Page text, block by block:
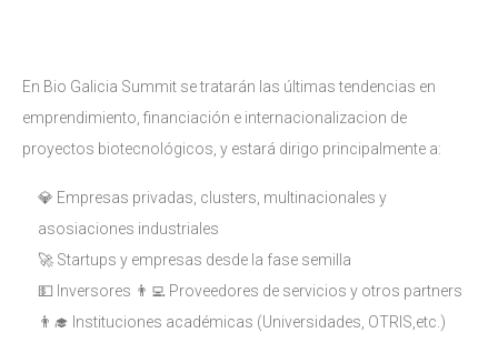
En Bio Galicia Summit se tratarán las últimas tendencias en
emprendimiento, financiación e internacionalizacion de
proyectos biotecnológicos, y estará dirigo principalmente a:
💎 Empresas privadas, clusters, multinacionales y
asosiaciones industriales
🚀 Startups y empresas desde la fase semilla
💵 Inversores 👨‍💻 Proveedores de servicios y otros partners
👨‍🎓 Instituciones académicas (Universidades, OTRIS,etc.)